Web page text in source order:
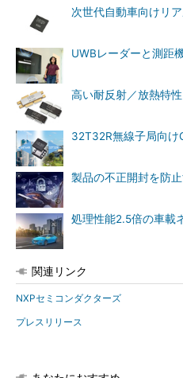
次世代自動車向けリ
UWBレーダーと測距
高い耐反射／放熱特
32T32R無線子局向け
製品の不正開封を防
処理性能2.5倍の車載
関連リンク
NXPセミコンダクターズ
プレスリリース